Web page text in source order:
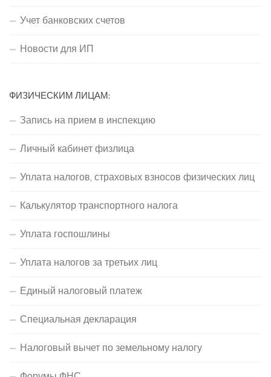
Учет банковских счетов
Новости для ИП
ФИЗИЧЕСКИМ ЛИЦАМ:
Запись на прием в инспекцию
Личный кабинет физлица
Уплата налогов, страховых взносов физических лиц
Калькулятор транспортного налога
Уплата госпошлины
Уплата налогов за третьих лиц
Единый налоговый платеж
Специальная декларация
Налоговый вычет по земельному налогу